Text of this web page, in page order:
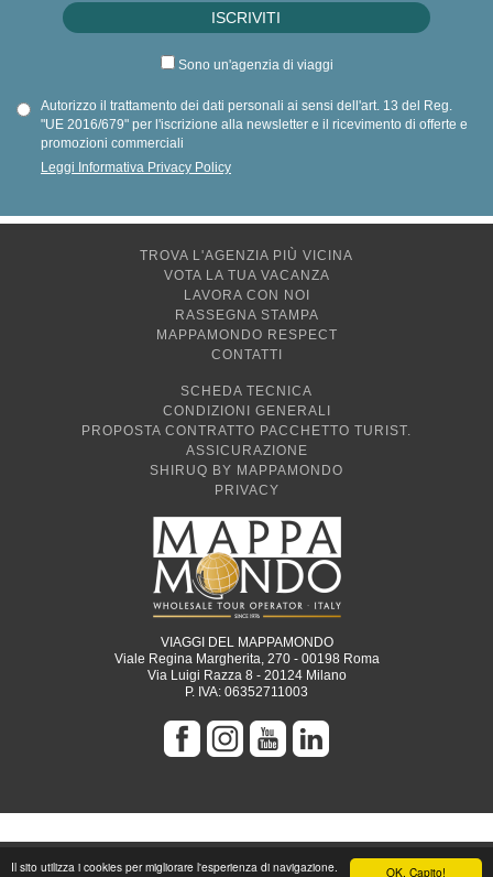
OK, Capito!
Il sito utilizza i cookies per migliorare l'esperienza di navigazione.
Sono un'agenzia di viaggi
Autorizzo il trattamento dei dati personali ai sensi dell'art. 13 del Reg.
"UE 2016/679" per l'iscrizione alla newsletter e il ricevimento di offerte e
promozioni commerciali
Leggi Informativa Privacy Policy
TROVA L'AGENZIA PIÙ VICINA
VOTA LA TUA VACANZA
LAVORA CON NOI
RASSEGNA STAMPA
MAPPAMONDO RESPECT
CONTATTI
SCHEDA TECNICA
CONDIZIONI GENERALI
PROPOSTA CONTRATTO PACCHETTO TURIST.
ASSICURAZIONE
SHIRUQ BY MAPPAMONDO
PRIVACY
VIAGGI DEL MAPPAMONDO
Viale Regina Margherita, 270 - 00198 Roma
Via Luigi Razza 8 - 20124 Milano
P. IVA: 06352711003